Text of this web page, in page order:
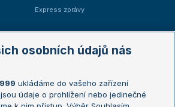
Express zprávy
Australian Open
French Open
osobních údajů nás
999 ukládáme do vašeho zařízení
údaje o prohlížení nebo jedinečné